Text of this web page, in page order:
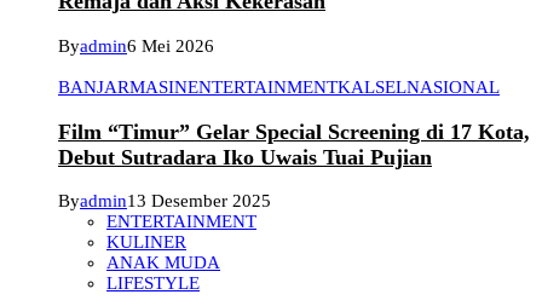
Byadmin6 Mei 2026
BANJARMASINENTERTAINMENTKALSELNASIONAL
Film “Timur” Gelar Special Screening di 17 Kota,
Debut Sutradara Iko Uwais Tuai Pujian
Byadmin13 Desember 2025
ENTERTAINMENT
KULINER
ANAK MUDA
LIFESTYLE